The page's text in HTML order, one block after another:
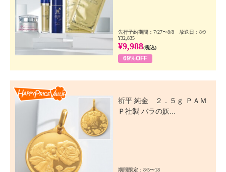
先行予約期間：7/27〜8/8 放送日：8/9
¥32,835
¥9,988(税込)
69%OFF
祈平 純金 ２．５ｇ ＰＡＭ
Ｐ社製 バラの妖...
期間限定：8/5〜18